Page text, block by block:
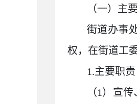
（一）主
街道办事
权，在街道工
1.主要职责
（1 ）宣传